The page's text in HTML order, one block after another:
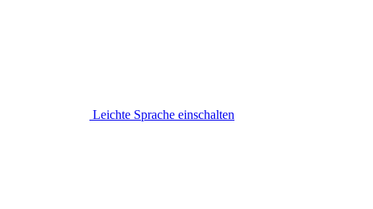
Leichte Sprache einschalten